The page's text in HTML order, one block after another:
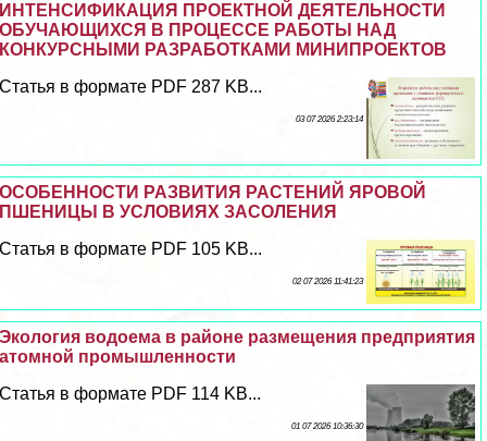
ИНТЕНСИФИКАЦИЯ ПРОЕКТНОЙ ДЕЯТЕЛЬНОСТИ
ОБУЧАЮЩИХСЯ В ПРОЦЕССЕ РАБОТЫ НАД
КОНКУРСНЫМИ РАЗРАБОТКАМИ МИНИПРОЕКТОВ
Статья в формате PDF 287 KB...
03 07 2026 2:23:14
ОСОБЕННОСТИ РАЗВИТИЯ РАСТЕНИЙ ЯРОВОЙ
ПШЕНИЦЫ В УСЛОВИЯХ ЗАСОЛЕНИЯ
Статья в формате PDF 105 KB...
02 07 2026 11:41:23
Экология водоема в районе размещения предприятия
атомной промышленности
Статья в формате PDF 114 KB...
01 07 2026 10:36:30